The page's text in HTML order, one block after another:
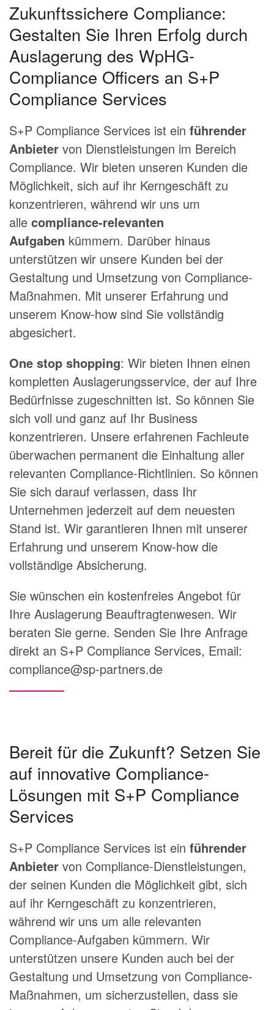
Zukunftssichere Compliance:
Gestalten Sie Ihren Erfolg durch
Auslagerung des WpHG-
Compliance Officers an S+P
Compliance Services
S+P Compliance Services ist ein führender
Anbieter von Dienstleistungen im Bereich
Compliance. Wir bieten unseren Kunden die
Möglichkeit, sich auf ihr Kerngeschäft zu
konzentrieren, während wir uns um
alle compliance-relevanten
Aufgaben kümmern. Darüber hinaus
unterstützen wir unsere Kunden bei der
Gestaltung und Umsetzung von Compliance-
Maßnahmen. Mit unserer Erfahrung und
unserem Know-how sind Sie vollständig
abgesichert.
One stop shopping: Wir bieten Ihnen einen
kompletten Auslagerungsservice, der auf Ihre
Bedürfnisse zugeschnitten ist. So können Sie
sich voll und ganz auf Ihr Business
konzentrieren. Unsere erfahrenen Fachleute
überwachen permanent die Einhaltung aller
relevanten Compliance-Richtlinien. So können
Sie sich darauf verlassen, dass Ihr
Unternehmen jederzeit auf dem neuesten
Stand ist. Wir garantieren Ihnen mit unserer
Erfahrung und unserem Know-how die
vollständige Absicherung.
Sie wünschen ein kostenfreies Angebot für
Ihre Auslagerung Beauftragtenwesen. Wir
beraten Sie gerne. Senden Sie Ihre Anfrage
direkt an S+P Compliance Services, Email:
compliance@sp-partners.de
Bereit für die Zukunft? Setzen Sie
auf innovative Compliance-
Lösungen mit S+P Compliance
Services
S+P Compliance Services ist ein führender
Anbieter von Compliance-Dienstleistungen,
der seinen Kunden die Möglichkeit gibt, sich
auf ihr Kerngeschäft zu konzentrieren,
während wir uns um alle relevanten
Compliance-Aufgaben kümmern. Wir
unterstützen unsere Kunden auch bei der
Gestaltung und Umsetzung von Compliance-
Maßnahmen, um sicherzustellen, dass sie